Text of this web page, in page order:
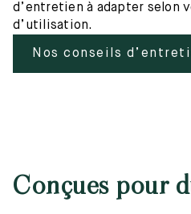
d’entretien à adapter selon
d’utilisation.
Nos conseils
Conçues pour